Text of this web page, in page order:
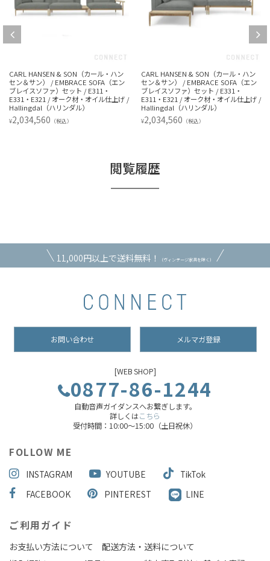
& SON（カール・ハン
EMBRACE SOFA（エン
）セット / E311・
オーク材・オイル仕上げ /
リンダル）
（税込）
CARL HANSEN & SON（カール・ハン
セン＆サン） / EMBRACE SOFA（エン
ブレイスソファ）セット / E331・
E311・E321 / オーク材・オイル仕上げ /
Hallingdal（ハリンダル）
（税込）
【アウトレッ
SON （カール
EMBRACE
ァ）セット /
オイル仕上げ
閲覧履歴
11,000円以上で送料無料！ （ヴィンテージ家具を除く）
お問い合わせ メルマガ登録
[WEB SHOP]
0877-86-1244
自動音声ガイダンスへお繋ぎします。
詳しくはこちら
受付時間：10:00～15:00（土日祝休）
FOLLOW ME
INSTAGRAM YOUTUBE
TikTok
FACEBOOK
PINTEREST LINE
ご利用ガイド
お支払い方法について
配送方法・送料について